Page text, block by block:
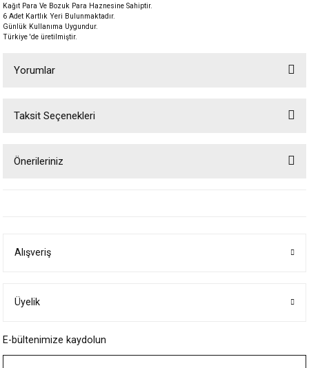
Kağıt Para Ve Bozuk Para Haznesine Sahiptir.
6 Adet Kartlık Yeri Bulunmaktadır.
Günlük Kullanıma Uygundur.
Türkiye 'de üretilmiştir.
Yorumlar
Taksit Seçenekleri
Önerileriniz
Ürün bilgilerinde hatalar bulunuyor.
Bu ürüne benzer farklı alternatifler olmalı.
Alışveriş
Üyelik
E-bültenimize kaydolun